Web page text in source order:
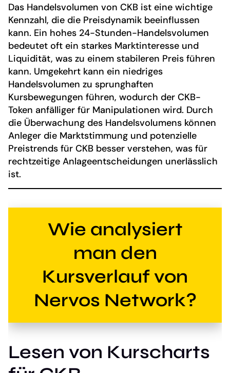
Das Handelsvolumen von CKB ist eine wichtige
Kennzahl, die die Preisdynamik beeinflussen
kann. Ein hohes 24-Stunden-Handelsvolumen
bedeutet oft ein starkes Marktinteresse und
Liquidität, was zu einem stabileren Preis führen
kann. Umgekehrt kann ein niedriges
Handelsvolumen zu sprunghaften
Kursbewegungen führen, wodurch der CKB-
Token anfälliger für Manipulationen wird. Durch
die Überwachung des Handelsvolumens können
Anleger die Marktstimmung und potenzielle
Preistrends für CKB besser verstehen, was für
rechtzeitige Anlageentscheidungen unerlässlich
ist.
Wie analysiert
man den
Kursverlauf von
Nervos Network?
Lesen von Kurscharts